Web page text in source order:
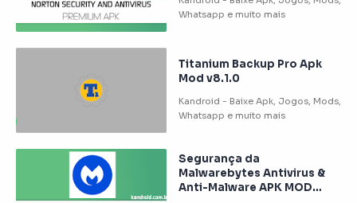
Titanium Backup Pro Apk
Mod v8.1.0
Segurança da
Malwarebytes Antivirus &
Anti-Malware APK MOD